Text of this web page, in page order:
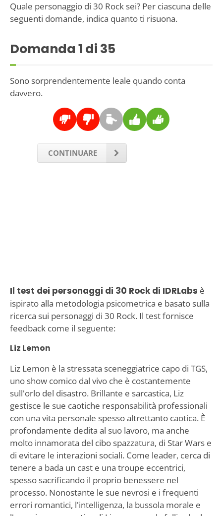
Quale personaggio di 30 Rock sei? Per ciascuna delle
seguenti domande, indica quanto ti risuona.
Domanda 1 di 35
Sono sorprendentemente leale quando conta
davvero.
CONTINUARE
Il test dei personaggi di 30 Rock di IDRLabs è
ispirato alla metodologia psicometrica e basato sulla
ricerca sui personaggi di 30 Rock. Il test fornisce
feedback come il seguente:
Liz Lemon
Liz Lemon è la stressata sceneggiatrice capo di TGS,
uno show comico dal vivo che è costantemente
sull'orlo del disastro. Brillante e sarcastica, Liz
gestisce le sue caotiche responsabilità professionali
con una vita personale spesso altrettanto caotica. È
profondamente dedita al suo lavoro, ma anche
molto innamorata del cibo spazzatura, di Star Wars e
di evitare le interazioni sociali. Come leader, cerca di
tenere a bada un cast e una troupe eccentrici,
spesso sacrificando il proprio benessere nel
processo. Nonostante le sue nevrosi e i frequenti
errori romantici, l'intelligenza, la bussola morale e